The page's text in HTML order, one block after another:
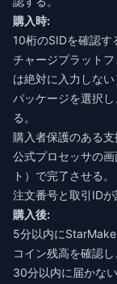
購入時:
10桁のSIDを確認す
チャージプラット
は絶対に入力しない
パッケージを選択
る。
購入者保護のある
公式プロセッサの
ト）で完了させる。
注文番号と取引IDが
購入後:
5分以内に
コイン残高を確認し
30分以内に届かな